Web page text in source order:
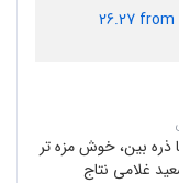
26.27 from
ذره بین، خوش مزه تر
غلامی نتاج